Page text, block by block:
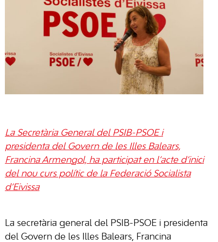
La Secretària General del PSIB-PSOE i
presidenta del Govern de les Illes Balears,
Francina Armengol, ha participat en l’acte d’inici
del nou curs polític de la Federació Socialista
d’Eivissa
La secretària general del PSIB-PSOE i presidenta
del Govern de les Illes Balears, Francina